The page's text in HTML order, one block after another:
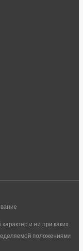
и ни при каких
положениями